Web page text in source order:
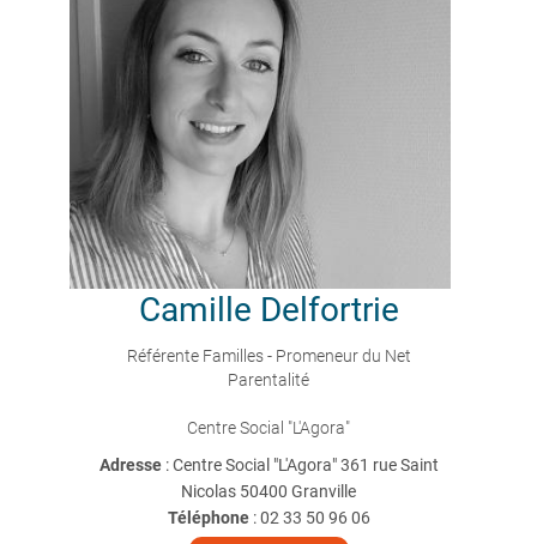
Camille Delfortrie
Référente Familles - Promeneur du Net
Parentalité
Centre Social "L'Agora"
Adresse : Centre Social "L'Agora" 361 rue Saint
Nicolas 50400 Granville
Téléphone:02 33 50 96 06